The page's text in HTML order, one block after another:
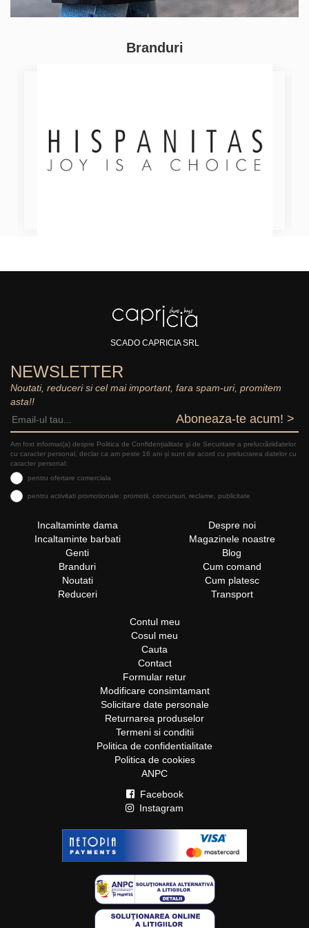
Branduri
SCADO CAPRICIA SRL
NEWSLETTER
Noutati, reduceri si cel mai important, fara spam-uri, promitem
asta!!
Aboneaza-te acum! >
Am fost informat(a) despre Politica de Confidențialitate şi de Securitate a prelucrăriidatelor
cu caracter personal, declar ca am peste 16 ani și sunt de acord cu prelucrarea datelor cu
caracter personal:
pentru ofertare comerciala
pentru activitati promotionale: promotii, concursuri, reclame, publicitate
Incaltaminte dama
Incaltaminte barbati
Genti
Branduri
Noutati
Reduceri
Despre noi
Magazinele noastre
Blog
Cum comand
Cum platesc
Transport
Contul meu
Cosul meu
Cauta
Contact
Formular retur
Modificare consimtamant
Solicitare date personale
Returnarea produselor
Termeni si conditii
Politica de confidentialitate
Politica de cookies
ANPC
Facebook
Instagram